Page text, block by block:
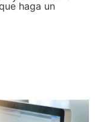
haga un